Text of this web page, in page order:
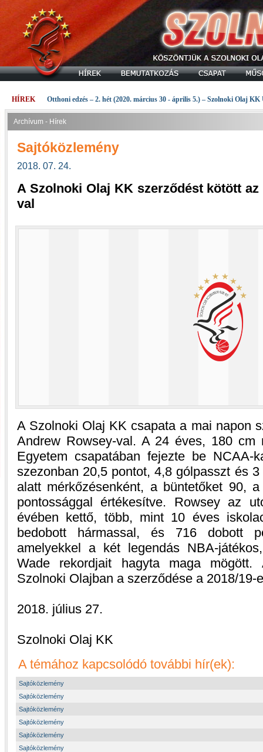
HÍREK Otthoni edzés – 2. hét (2020. március 30 - április 5.) – Szolnoki Olaj KK
Archívum - Hírek
Sajtóközlemény
2018. 07. 24.
A Szolnoki Olaj KK szerződést kötött
val
A Szolnoki Olaj KK csapata a mai napon
Andrew Rowsey-val. A 24 éves, 180 cm
Egyetem csapatában fejezte be NCAA-
szezonban 20,5 pontot, 4,8 gólpasszt és
alatt mérkőzésenként, a büntetőket 90,
pontossággal értékesítve. Rowsey az
évében kettő, több, mint 10 éves
bedobott hármassal, és 716 dobott
amelyekkel a két legendás NBA-
Wade rekordjait hagyta maga
Szolnoki Olajban a szerződése a 2018/19-
2018. július 27.
Szolnoki Olaj KK
A témához kapcsolódó további hír(ek):
Sajtóközlemény
Sajtóközlemény
Sajtóközlemény
Sajtóközlemény
Sajtóközlemény
Sajtóközlemény